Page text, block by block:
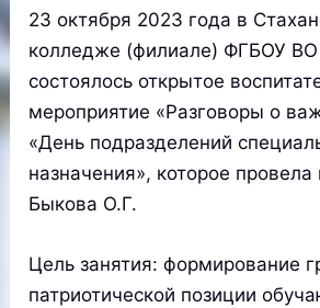
23 октября 2023 года в
колледже (филиале) ФГБОУ
состоялось открытое
мероприятие «Разговоры о
«День подразделений
назначения», которое
Быкова О.Г.
Цель занятия: формирование
патриотической позиции